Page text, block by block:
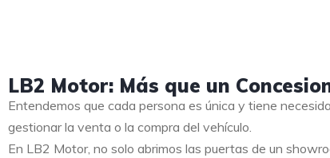
LB2 Motor: Más que un
Entendemos que cada persona es única y tiene
gestionar la venta o la compra del vehículo.
En LB2 Motor, no solo abrimos las puertas de un